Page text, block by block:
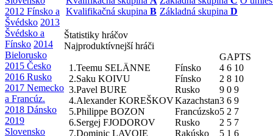
2012 Fínsko a
Švédsko 2013
Švédsko a
Fínsko 2014
Bielorusko
2015 Česko
2016 Rusko
2017 Nemecko
a Francúz.
2018 Dánsko
2019
Slovensko
Kvalifikačná skupina B Základná skupina D
Štatistiky hráčov
Najproduktívnejší hráči
GAPTS
1.Teemu SELÄNNE Fínsko 4 6 10
2.Saku KOIVU Fínsko 2 8 10
3.Pavel BURE Rusko 9 0 9
4.Alexander KOREŠKOVKazachstan3 6 9
5.Philippe BOZON Francúzsko5 2 7
6.Sergej FJODOROV Rusko 2 5 7
7.Dominic LAVOIE Rakúsko 5 1 6